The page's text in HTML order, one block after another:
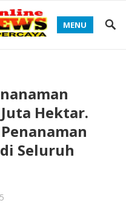
MENU
Hektar.
Seluruh